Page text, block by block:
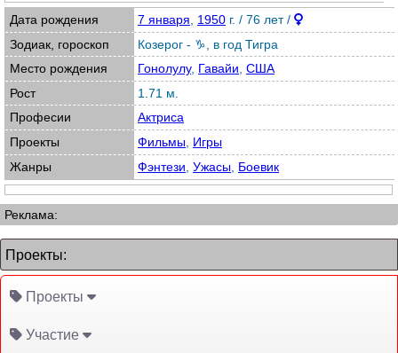
Дата рождения 7 января, 1950 г. / 76 лет /
Зодиак, гороскоп
Козерог - ♑, в год Тигра
Место рождения
Гонолулу, Гавайи, США
Рост
1.71 м.
Професии
Актриса
Проекты
Фильмы, Игры
Жанры
Фэнтези, Ужасы, Боевик
Реклама:
Проекты:
Проекты
Участие